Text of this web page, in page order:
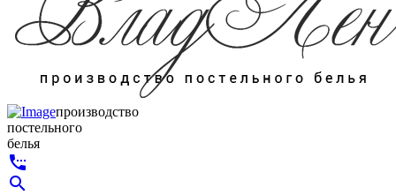
производство
постельного
белья
settings_phone
search